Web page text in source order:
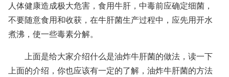
人体健康造成极大危害，食用牛肝，中毒前应确定细菌，
不要随意食用和收获，在牛肝菌生产过程中，应先用开水
煮沸，使一些毒素分解。
上面是给大家介绍什么是油炸牛肝菌的做法，读一下
上面的介绍，你也应该有一定的了解，油炸牛肝菌的方法